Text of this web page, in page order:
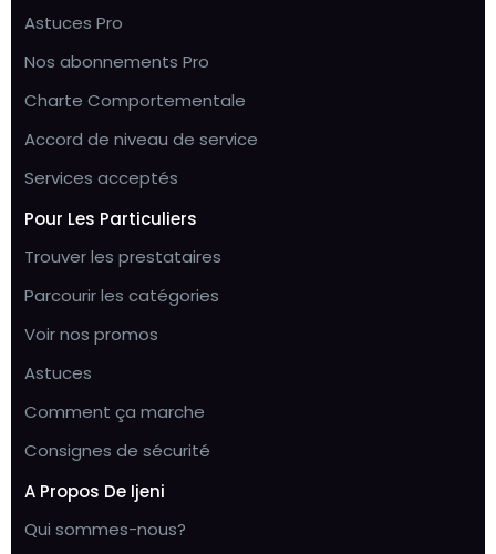
Astuces Pro
Nos abonnements Pro
Charte Comportementale
Accord de niveau de service
Services acceptés
Pour Les Particuliers
Trouver les prestataires
Parcourir les catégories
Voir nos promos
Astuces
Comment ça marche
Consignes de sécurité
A Propos De Ijeni
Qui sommes-nous?